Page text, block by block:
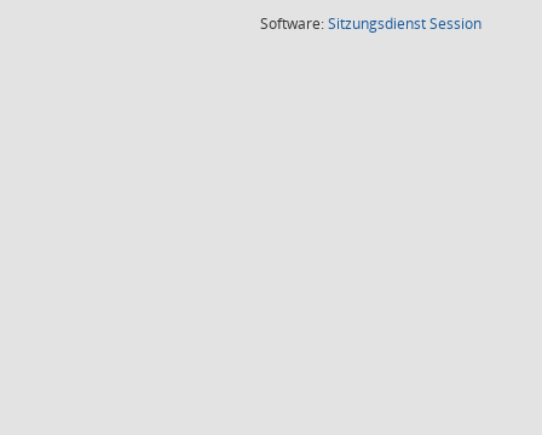
Software:SitzungsdienstSession(Wird in